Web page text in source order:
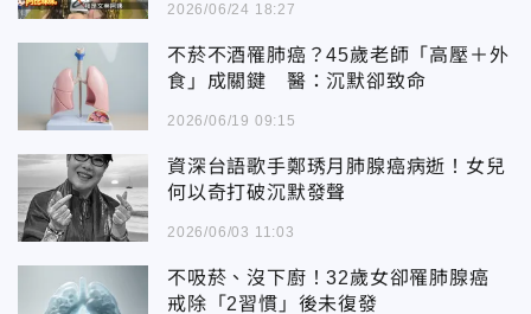
2026/06/24 18:27
不菸不酒罹肺癌？45歲老師「高壓＋外
食」成關鍵 醫：沉默卻致命
2026/06/19 09:15
資深台語歌手鄭琇月肺腺癌病逝！女兒
何以奇打破沉默發聲
2026/06/03 11:03
不吸菸、沒下廚！32歲女卻罹肺腺癌
戒除「2習慣」後未復發